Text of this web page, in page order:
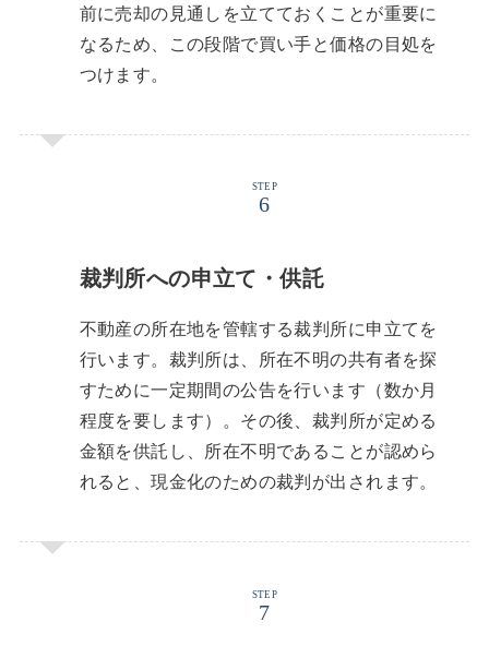
前に売却の見通しを立てておくことが重要に
なるため、この段階で買い手と価格の目処を
つけます。
STEP
裁判所への申立て・供託
不動産の所在地を管轄する裁判所に申立てを
行います。裁判所は、所在不明の共有者を探
すために一定期間の公告を行います（数か月
程度を要します）。その後、裁判所が定める
金額を供託し、所在不明であることが認めら
れると、現金化のための裁判が出されます。
STEP